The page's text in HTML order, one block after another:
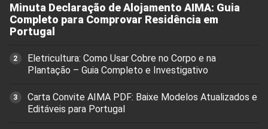
Minuta Declaração de Alojamento AIMA: Guia
Completo para Comprovar Residência em
Portugal
Eletricultura: Como Usar Cobre no Corpo e na
Plantação – Guia Completo e Investigativo
Carta Convite AIMA PDF: Baixe Modelos Atualizados e
Editáveis para Portugal